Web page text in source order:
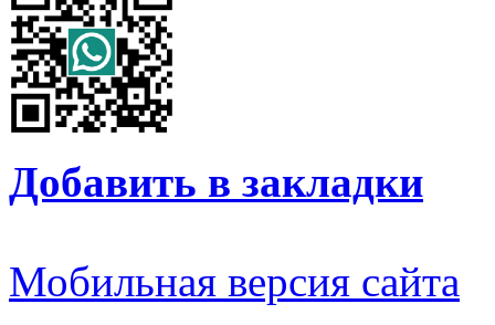
Добавить в закладки
Мобильная версия сайта